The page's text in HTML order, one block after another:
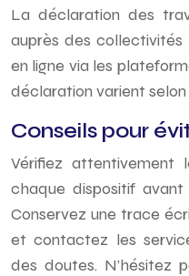
La déclaration des
auprès des
en ligne via les
déclaration varient selon
Conseils pour
Vérifiez attentivement
chaque dispositif
Conservez une trace
et contactez les
des doutes. N’hésitez